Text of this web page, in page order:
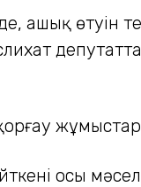
өтуін
осы